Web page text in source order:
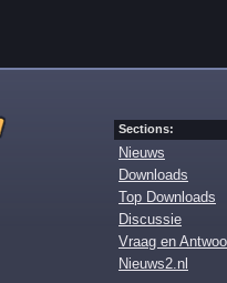
Sections:
Nieuws
Downloads
Top Downloads
Discussie
Vraag en
Nieuws2.nl